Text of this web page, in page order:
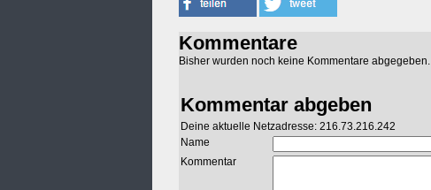
Kommentare
Bisher wurden noch keine Kommentare abgegeben.
Kommentar abgeben
Deine aktuelle Netzadresse: 216.73.216.242
Name
Kommentar